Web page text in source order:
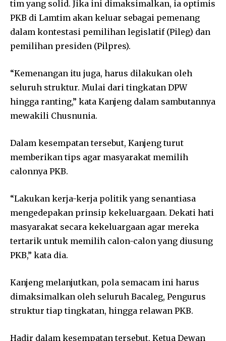
tim yang solid. Jika ini dimaksimalkan, ia optimis
PKB di Lamtim akan keluar sebagai pemenang
dalam kontestasi pemilihan legislatif (Pileg) dan
pemilihan presiden (Pilpres).
“Kemenangan itu juga, harus dilakukan oleh
seluruh struktur. Mulai dari tingkatan DPW
hingga ranting,” kata Kanjeng dalam sambutannya
mewakili Chusnunia.
Dalam kesempatan tersebut, Kanjeng turut
memberikan tips agar masyarakat memilih
calonnya PKB.
“Lakukan kerja-kerja politik yang senantiasa
mengedepakan prinsip kekeluargaan. Dekati hati
masyarakat secara kekeluargaan agar mereka
tertarik untuk memilih calon-calon yang diusung
PKB,” kata dia.
Kanjeng melanjutkan, pola semacam ini harus
dimaksimalkan oleh seluruh Bacaleg, Pengurus
struktur tiap tingkatan, hingga relawan PKB.
Hadir dalam kesempatan tersebut, Ketua Dewan